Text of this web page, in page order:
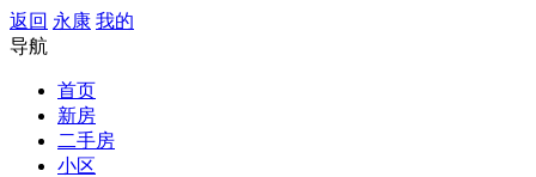
返回 永康 我的
导航
首页
新房
二手房
小区